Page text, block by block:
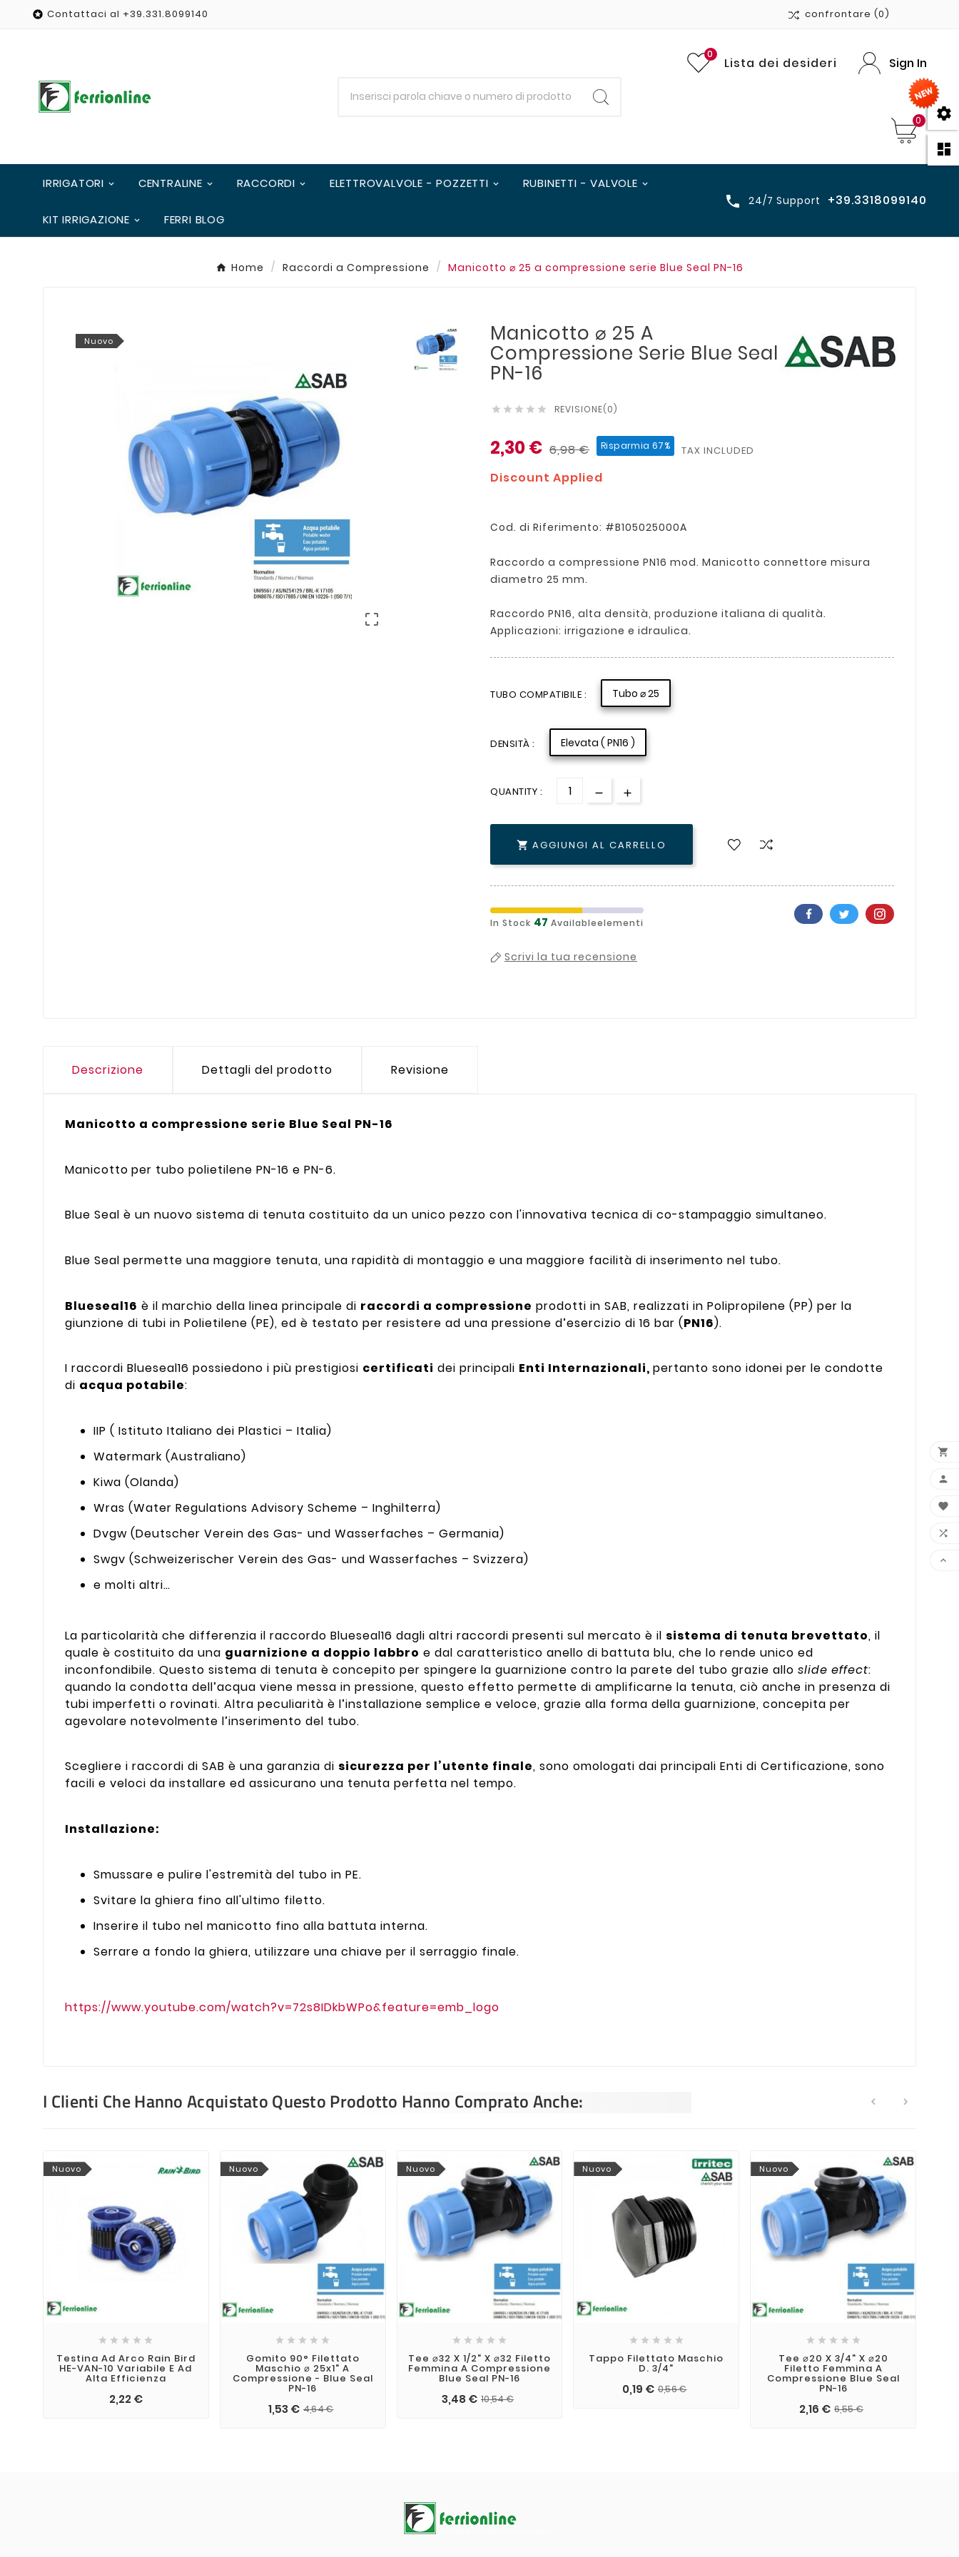


 Contattaci al +39.331.8099140 confrontare (0)
Lista dei desideri
0
Sign In
0
IRRIGATORI CENTRALINE RACCORDI ELETTROVALVOLE - POZZETTI RUBINETTI - VALVOLE
KIT IRRIGAZIONE FERRI BLOG
 24/7 Support +39.3318099140
Home Raccordi a Compressione Manicotto ⌀ 25 a compressione serie Blue Seal PN-16
Nuovo

Manicotto ⌀ 25 A
Compressione Serie Blue Seal
PN-16
     REVISIONE(0)
2,30 € 6,98 € Risparmia 67% TAX INCLUDED
Discount Applied
Cod. di Riferimento: #B105025000A
Raccordo a compressione PN16 mod. Manicotto connettore misura
diametro 25 mm.
Raccordo PN16, alta densità, produzione italiana di qualità.
Applicazioni: irrigazione e idraulica.
TUBO COMPATIBILE : Tubo ⌀ 25
DENSITÀ : Elevata ( PN16 )
QUANTITY :
 AGGIUNGI AL CARRELLO
In Stock 47 Availableelementi
Scrivi la tua recensione
Descrizione Dettagli del prodotto Revisione
Manicotto a compressione serie Blue Seal PN-16
Manicotto per tubo polietilene PN-16 e PN-6.
Blue Seal è un nuovo sistema di tenuta costituito da un unico pezzo con l'innovativa tecnica di co-stampaggio simultaneo.
Blue Seal permette una maggiore tenuta, una rapidità di montaggio e una maggiore facilità di inserimento nel tubo.
Blueseal16 è il marchio della linea principale di raccordi a compressione prodotti in SAB, realizzati in Polipropilene (PP) per la
giunzione di tubi in Polietilene (PE), ed è testato per resistere ad una pressione d’esercizio di 16 bar (PN16).
I raccordi Blueseal16 possiedono i più prestigiosi certificati dei principali Enti Internazionali, pertanto sono idonei per le condotte
di acqua potabile:
IIP ( Istituto Italiano dei Plastici – Italia)
Watermark (Australiano)
Kiwa (Olanda)
Wras (Water Regulations Advisory Scheme – Inghilterra)
Dvgw (Deutscher Verein des Gas- und Wasserfaches – Germania)
Swgv (Schweizerischer Verein des Gas- und Wasserfaches – Svizzera)
e molti altri…
La particolarità che differenzia il raccordo Blueseal16 dagli altri raccordi presenti sul mercato è il sistema di tenuta brevettato, il
quale è costituito da una guarnizione a doppio labbro e dal caratteristico anello di battuta blu, che lo rende unico ed
inconfondibile. Questo sistema di tenuta è concepito per spingere la guarnizione contro la parete del tubo grazie allo slide effect:
quando la condotta dell’acqua viene messa in pressione, questo effetto permette di amplificarne la tenuta, ciò anche in presenza di
tubi imperfetti o rovinati. Altra peculiarità è l’installazione semplice e veloce, grazie alla forma della guarnizione, concepita per
agevolare notevolmente l’inserimento del tubo.
Scegliere i raccordi di SAB è una garanzia di sicurezza per l’utente finale, sono omologati dai principali Enti di Certificazione, sono
facili e veloci da installare ed assicurano una tenuta perfetta nel tempo.
Installazione:
Smussare e pulire l'estremità del tubo in PE.
Svitare la ghiera fino all'ultimo filetto.
Inserire il tubo nel manicotto fino alla battuta interna.
Serrare a fondo la ghiera, utilizzare una chiave per il serraggio finale.
https://www.youtube.com/watch?v=72s8IDkbWPo&feature=emb_logo
I Clienti Che Hanno Acquistato Questo Prodotto Hanno Comprato Anche:  
Nuovo
    
Testina Ad Arco Rain Bird
HE-VAN-10 Variabile E Ad
Alta Efficienza
2,22 €
Nuovo
    
Gomito 90° Filettato
Maschio ⌀ 25x1" A
Compressione - Blue Seal
PN-16
1,53 € 4,64 €
Nuovo
    
Tee ⌀32 X 1/2" X ⌀32 Filetto
Femmina A Compressione
Blue Seal PN-16
3,48 € 10,54 €
Nuovo
    
Tappo Filettato Maschio
D. 3/4"
0,19 € 0,56 €
Nuovo
    
Tee ⌀20 X 3/4" X ⌀20
Filetto Femmina A
Compressione Blue Seal
PN-16
2,16 € 6,55 €




